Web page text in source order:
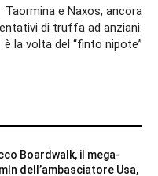
Taormina e Naxos, ancora
di truffa ad anziani:
è la volta del “finto nipote”
Boardwalk, il mega-
dell’ambasciatore Usa,